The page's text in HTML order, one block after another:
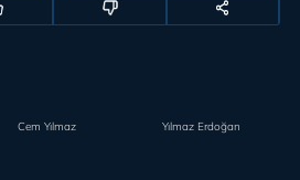
Cem Yılmaz Yılmaz Erdoğan